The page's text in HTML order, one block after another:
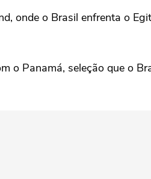
onde o Brasil enfrenta o
o Panamá, seleção que o